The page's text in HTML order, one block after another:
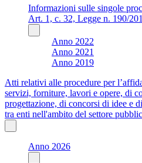
Informazioni sulle singole
Art. 1, c. 32, Legge n. 190/
Anno 2022
Anno 2021
Anno 2019
Atti relativi alle procedure per
servizi, forniture, lavori e opere, di
progettazione, di concorsi di idee e
tra enti nell'ambito del settore
Anno 2026